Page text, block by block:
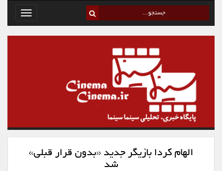
Toggle
الهام کردا بازیگر جدید «بدون قرار قبلی»
شد